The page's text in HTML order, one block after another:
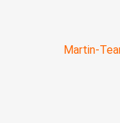
Martin-